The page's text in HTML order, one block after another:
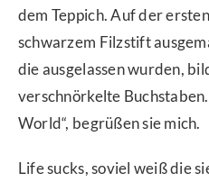
dem Teppich. Auf der
schwarzem Filzstift
die ausgelassen wurden,
verschnörkelte
World“, begrüßen sie mich.
Life sucks, soviel weiß die